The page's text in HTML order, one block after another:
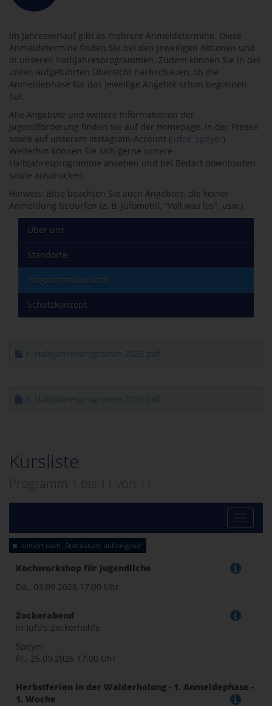
Im Jahresverlauf gibt es mehrere Anmeldetermine. Diese
Anmeldetermine finden Sie bei den jeweiligen Aktionen und
in unseren Halbjahresprogrammen. Zudem können Sie in der
unten aufgeführten Übersicht nachschauen, ob die
Anmeldephase für das jeweilige Angebot schon begonnen
hat.
Alle Angebote und weitere Informationen der
Jugendförderung finden Sie auf der Homepage, in der Presse
sowie auf unserem Instagram-Account ( jufoe_speyer).
Weiterhin können Sie sich gerne unsere
Halbjahresprogramme ansehen und bei Bedarf downloaden
sowie ausdrucken.
Hinweis: Bitte beachten Sie auch Angebote, die keiner
Anmeldung bedürfen (z. B. Jufömobil, "Voll was los", usw.).
Über uns
Standorte
Programmübersicht
Schutzkonzept
1. Halbjahresprogramm 2026.pdf
2. Halbjahresprogramm 2026.pdf
Kursliste
Programm 1 bis 11 von 11
Toggle
sortiert nach „Startdatum, aufsteigend“
Kochworkshop für Jugendliche
Do., 03.09.2026 17:00 Uhr
Zockerabend
in Jufö's Zockerhöhle
Speyer
Fr., 25.09.2026 17:00 Uhr
Herbstferien in der Walderholung - 1. Anmeldephase -
1. Woche